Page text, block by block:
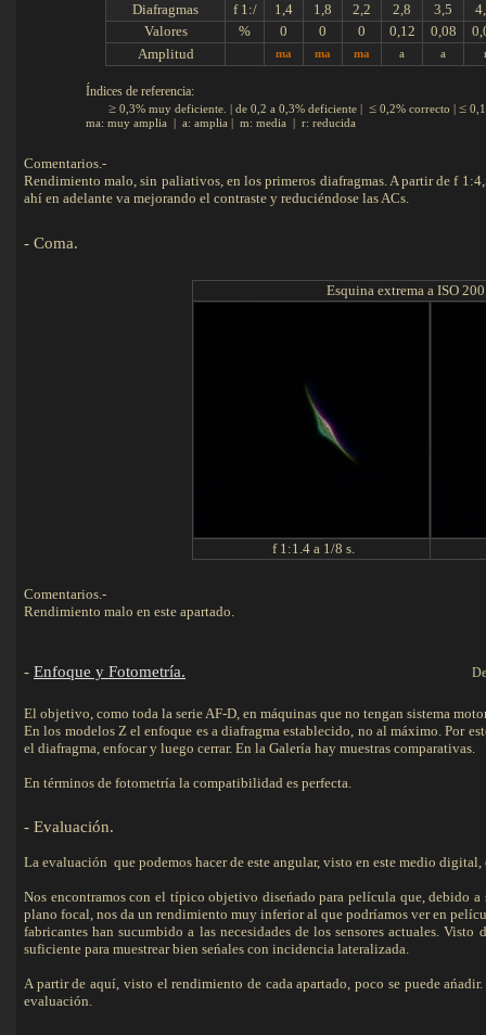
Diafragmas f 1:/ 1,4 1,8 2,2 2,8 3,5
Valores
% 0 0 0 0,12 0,08
Amplitud
ma ma ma a a
Índices de referencia:
≥ 0,3% muy deficiente. | de 0,2 a 0,3% deficiente | ≤ 0,2% correcto | ≤
ma: muy amplia | a: amplia | m: media | r: reducida
Comentarios.-
Rendimiento malo, sin paliativos, en los primeros diafragmas. A partir de f
ahí en adelante va mejorando el contraste y reduciéndose las ACs.
- Coma.
Esquina extrema a ISO
f 1:1.4 a 1/8 s.
Comentarios.-
Rendimiento malo en este apartado.
- Enfoque y Fotometría.
El objetivo, como toda la serie AF-D, en máquinas que no tengan sistema
En los modelos Z el enfoque es a diafragma establecido, no al máximo. Por
el diafragma, enfocar y luego cerrar. En la Galería hay muestras comparativas.
En términos de fotometría la compatibilidad es perfecta.
- Evaluación.
La evaluación que podemos hacer de este angular, visto en este medio
Nos encontramos con el típico objetivo diseńado para película que, debido
plano focal, nos da un rendimiento muy inferior al que podríamos ver en
fabricantes han sucumbido a las necesidades de los sensores actuales.
suficiente para muestrear bien seńales con incidencia lateralizada.
A partir de aquí, visto el rendimiento de cada apartado, poco se puede
evaluación.